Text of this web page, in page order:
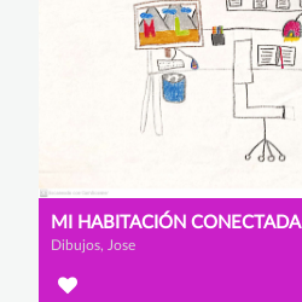
MI HABITACIÓN CONECTADA
Dibujos, Jose